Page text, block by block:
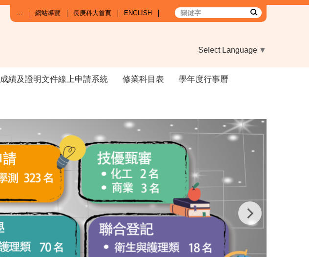
::: 網站導覽 長庚科大首頁 ENGLISH
Select Language ▼
成績及證明文件線上申請系統 修業科目表 學年度行事曆